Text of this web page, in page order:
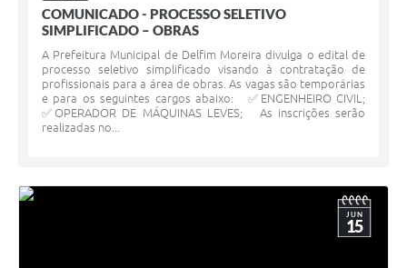
COMUNICADO - PROCESSO SELETIVO
SIMPLIFICADO – OBRAS
A Prefeitura Municipal de Delfim Moreira divulga o edital de
processo seletivo simplificado visando à contratação de
profissionais para a área de obras. As vagas são temporárias
e para os seguintes cargos abaixo: ✅ENGENHEIRO CIVIL;
✅OPERADOR DE MÁQUINAS LEVES; As inscrições serão
realizadas no...
JUN
15